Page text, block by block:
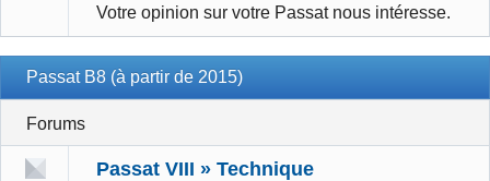
Votre opinion sur votre Passat nous intéresse.
Passat B8 (à partir de 2015)
Forums
Passat VIII » Technique